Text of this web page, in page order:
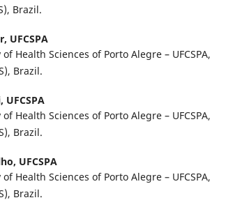
Brazil.
UFCSPA
Health Sciences of Porto Alegre – UFCSPA,
Brazil.
UFCSPA
Health Sciences of Porto Alegre – UFCSPA,
Brazil.
UFCSPA
Health Sciences of Porto Alegre – UFCSPA,
Brazil.